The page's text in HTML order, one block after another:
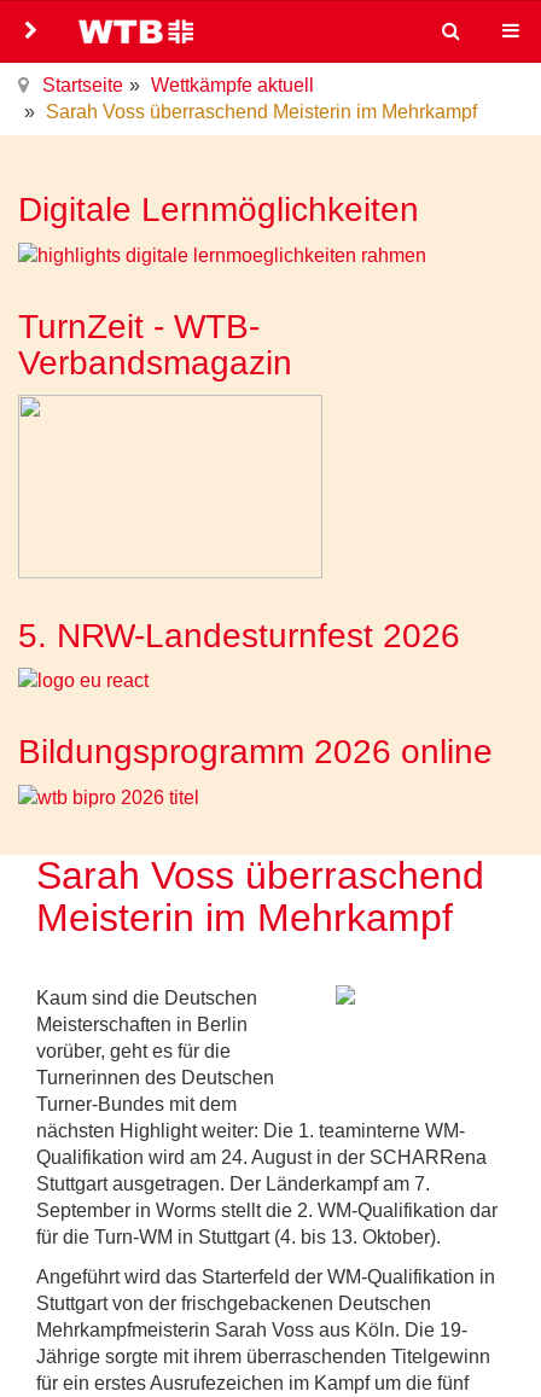
Startseite
Wettkämpfe aktuell
Sarah Voss überraschend Meisterin im Mehrkampf
Digitale Lernmöglichkeiten
TurnZeit - WTB-
Verbandsmagazin
5. NRW-Landesturnfest 2026
Bildungsprogramm 2026 online
Sarah Voss überraschend
Meisterin im Mehrkampf
Kaum sind die Deutschen
Meisterschaften in Berlin
vorüber, geht es für die
Turnerinnen des Deutschen
Turner-Bundes mit dem
nächsten Highlight weiter: Die 1. teaminterne WM-
Qualifikation wird am 24. August in der SCHARRena
Stuttgart ausgetragen. Der Länderkampf am 7.
September in Worms stellt die 2. WM-Qualifikation dar
für die Turn-WM in Stuttgart (4. bis 13. Oktober).
Angeführt wird das Starterfeld der WM-Qualifikation in
Stuttgart von der frischgebackenen Deutschen
Mehrkampfmeisterin Sarah Voss aus Köln. Die 19-
Jährige sorgte mit ihrem überraschenden Titelgewinn
für ein erstes Ausrufezeichen im Kampf um die fünf